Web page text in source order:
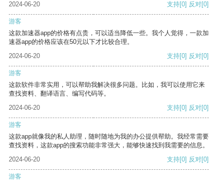
2024-06-20 支持[0] 反对[0]
游客
这款加速器app的价格有点贵，可以适当降低一些。我个人觉得，一款加
速器app的价格应该在50元以下才比较合理。
2024-06-20
支持[0] 反对[0]
游客
这款软件非常实用，可以帮助我解决很多问题。比如，我可以使用它来
查找资料、翻译语言、编写代码等。
2024-06-20
支持[0] 反对[0]
游客
这款app就像我的私人助理，随时随地为我的办公提供帮助。我经常需要
查找资料，这款app的搜索功能非常强大，能够快速找到我需要的信息。
2024-06-20
支持[0] 反对[0]
游客